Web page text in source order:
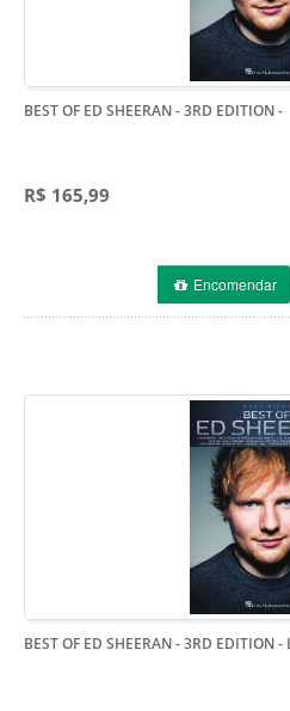
BEST OF ED SHEERAN - 3RD EDITION-
R$ 165,99
Encomendar
BEST OF ED SHEERAN - 3RD EDITION